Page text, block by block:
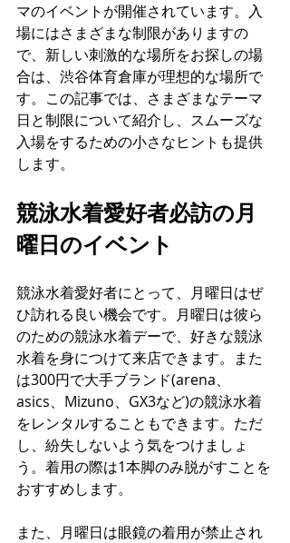
マのイベントが開催されています。入
場にはさまざまな制限がありますの
で、新しい刺激的な場所をお探しの場
合は、 渋谷体育倉庫が理想的な場所で
す。この記事では、さまざまなテーマ
日と制限について紹介し、スムーズな
入場をするための小さなヒントも提供
します。
競泳水着愛好者必訪の月
曜日のイベント
競泳水着愛好者にとって、月曜日はぜ
ひ訪れる良い機会です。月曜日は彼ら
のための競泳水着デーで、好きな競泳
水着を身につけて来店できます。また
は300円で大手ブランド(arena、
asics、Mizuno、GX3など)の競泳水着
をレンタルすることもできます。ただ
し、紛失しないよう気をつけましょ
う。着用の際は1本脚のみ脱がすことを
おすすめします。
また、月曜日は眼鏡の着用が禁止され